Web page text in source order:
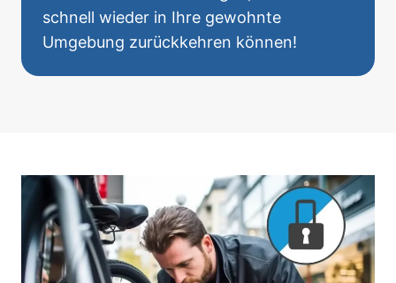
schnell wieder in Ihre gewohnte
Umgebung zurückkehren können!